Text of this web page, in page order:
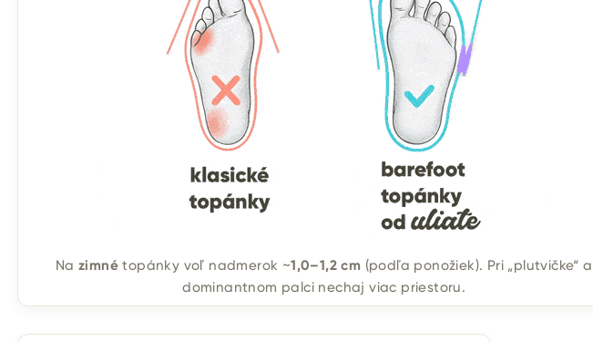
Na zimnétopánky voľ nadmerok ~1,0–1,2 cm (podľa ponožiek). Pri „plutvičke“ a
dominantnom palci nechaj viac priestoru.